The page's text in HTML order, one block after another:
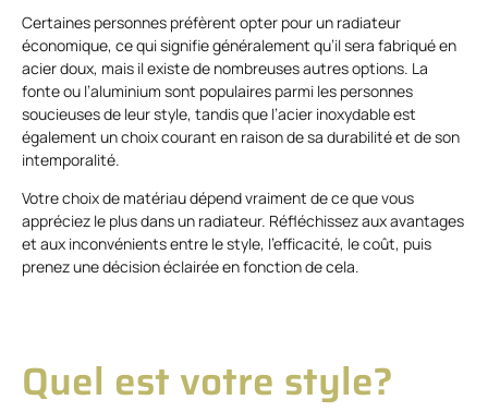
Certaines personnes préfèrent opter pour un radiateur
économique, ce qui signifie généralement qu’il sera fabriqué en
acier doux, mais il existe de nombreuses autres options. La
fonte ou l’aluminium sont populaires parmi les personnes
soucieuses de leur style, tandis que l’acier inoxydable est
également un choix courant en raison de sa durabilité et de son
intemporalité.
Votre choix de matériau dépend vraiment de ce que vous
appréciez le plus dans un radiateur. Réfléchissez aux avantages
et aux inconvénients entre le style, l’efficacité, le coût, puis
prenez une décision éclairée en fonction de cela.
Quel est votre style?